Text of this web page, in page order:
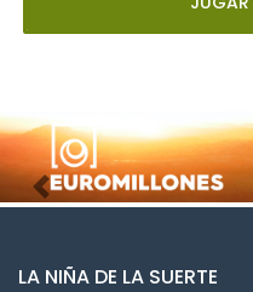
Imagen anterior
LA NIÑA DE LA SUERTE